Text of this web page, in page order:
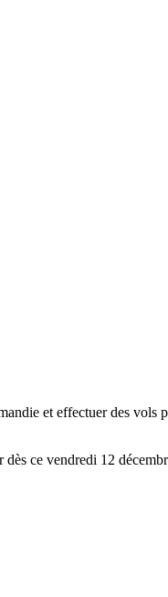
et effectuer des vols
ce vendredi 12